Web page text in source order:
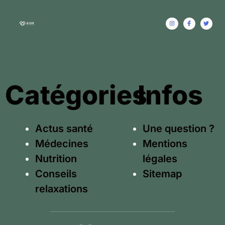
Catégories
Actus santé
Médecines
Nutrition
Conseils
relaxations
Infos
Une question ?
Mentions
légales
Sitemap